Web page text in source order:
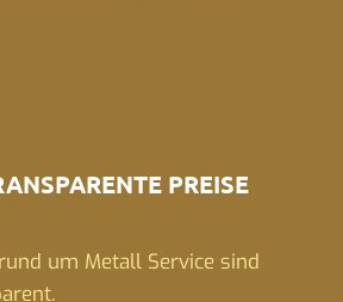
PREISE
um Metall Service sind